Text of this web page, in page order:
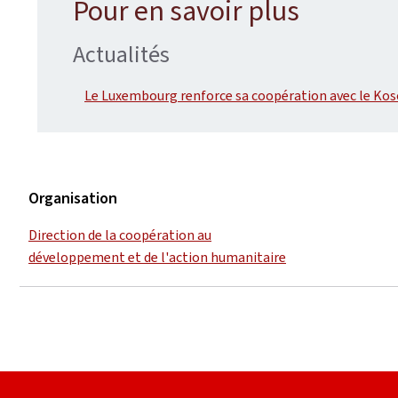
Pour en savoir plus
Actualités
Le Luxembourg renforce sa coopération avec le
Organisation
Direction de la coopération au
développement et de l'action humanitaire